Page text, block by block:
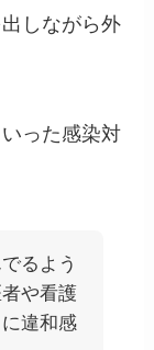
しながら外
った感染対
るよう
や看護
違和感